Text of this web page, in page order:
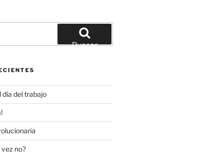
Buscar
día del trabajo
no?